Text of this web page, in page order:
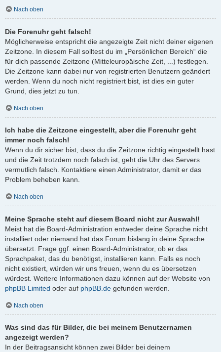
Nach oben
Die Forenuhr geht falsch!
Möglicherweise entspricht die angezeigte Zeit nicht deiner eigenen
Zeitzone. In diesem Fall solltest du im „Persönlichen Bereich“ die
für dich passende Zeitzone (Mitteleuropäische Zeit, ...) festlegen.
Die Zeitzone kann dabei nur von registrierten Benutzern geändert
werden. Wenn du noch nicht registriert bist, ist dies ein guter
Grund, dies jetzt zu tun.
Nach oben
Ich habe die Zeitzone eingestellt, aber die Forenuhr geht
immer noch falsch!
Wenn du dir sicher bist, dass du die Zeitzone richtig eingestellt hast
und die Zeit trotzdem noch falsch ist, geht die Uhr des Servers
vermutlich falsch. Kontaktiere einen Administrator, damit er das
Problem beheben kann.
Nach oben
Meine Sprache steht auf diesem Board nicht zur Auswahl!
Meist hat die Board-Administration entweder deine Sprache nicht
installiert oder niemand hat das Forum bislang in deine Sprache
übersetzt. Frage ggf. einen Board-Administrator, ob er das
Sprachpaket, das du benötigst, installieren kann. Falls es noch
nicht existiert, würden wir uns freuen, wenn du es übersetzen
würdest. Weitere Informationen dazu können auf der Website von
phpBB Limited oder auf phpBB.de gefunden werden.
Nach oben
Was sind das für Bilder, die bei meinem Benutzernamen
angezeigt werden?
In der Beitragsansicht können zwei Bilder bei deinem